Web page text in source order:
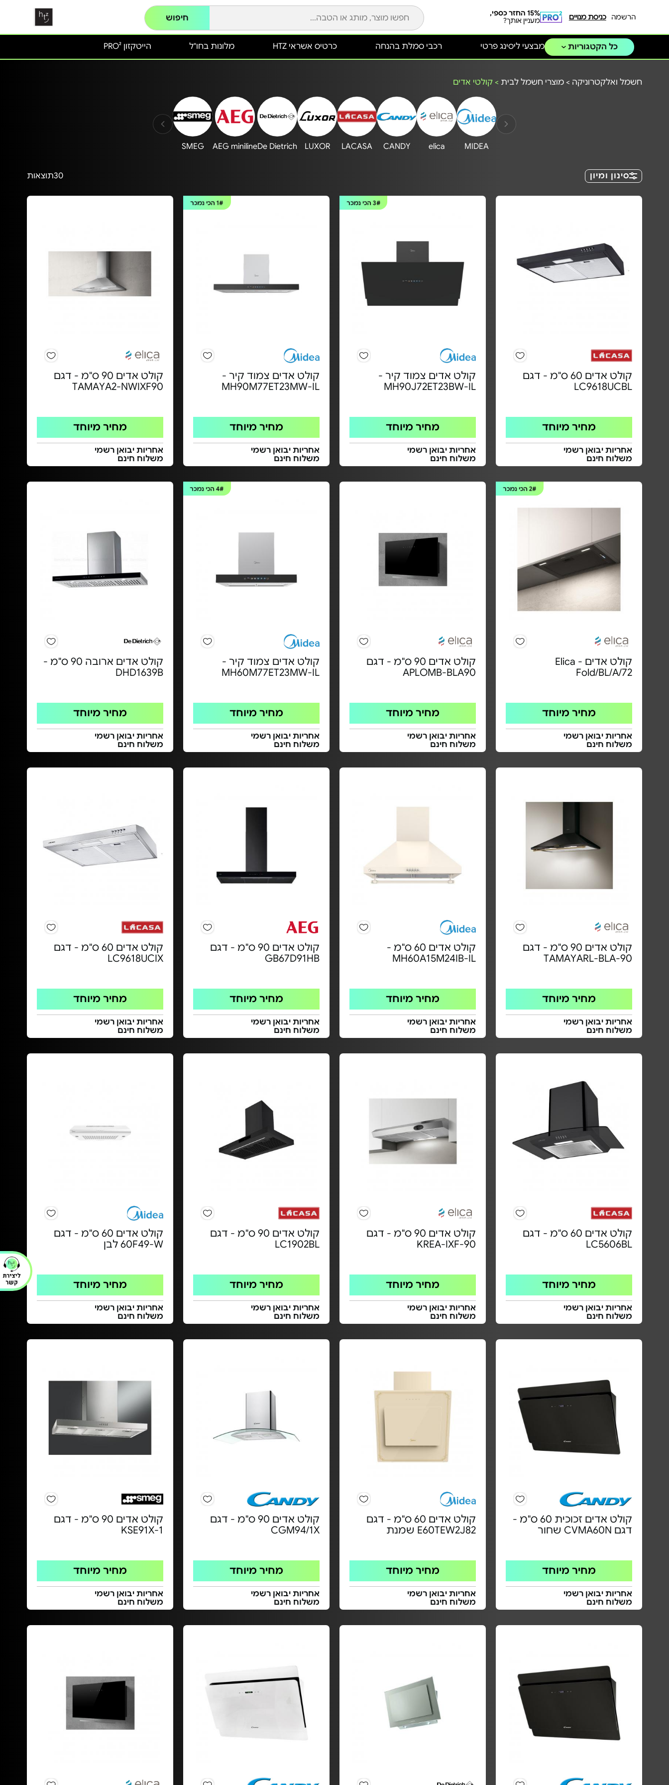
הרשמה כניסת מנויים
15% החזר כספי,
מעניין אותך?
חיפוש
כל הקטגוריות הייטקזון PRO² מלונות בחו"ל כרטיס אשראי HTZ מבצעי ליסינג פרטי רכבי סמלת בהנחה
חשמל ואלקטרוניקה > מוצרי חשמל לבית > קולטי אדים
MIDEA
elica
CANDY
LACASA
LUXOR
De Dietrich
AEG miniline
SMEG
סינון ומיון 30תוצאות
קולט אדים 60 ס"מ - דגם
LC9618UCBL
מחיר מיוחד
אחריות יבואן רשמי
משלוח חינם
3#הכי נמכר
קולט אדים צמוד קיר -
MH90J72ET23BW-IL
מחיר מיוחד
אחריות יבואן רשמי
משלוח חינם
1#הכי נמכר
קולט אדים צמוד קיר -
MH90M77ET23MW-IL
מחיר מיוחד
אחריות יבואן רשמי
משלוח חינם
קולט אדים 90 ס"מ - דגם
TAMAYA2-NWIXF90
מחיר מיוחד
אחריות יבואן רשמי
משלוח חינם
2#הכי נמכר
קולט אדים Elica -
Fold/BL/A/72
מחיר מיוחד
אחריות יבואן רשמי
משלוח חינם
קולט אדים 90 ס"מ - דגם
APLOMB-BLA90
מחיר מיוחד
אחריות יבואן רשמי
משלוח חינם
4#הכי נמכר
קולט אדים צמוד קיר -
MH60M77ET23MW-IL
מחיר מיוחד
אחריות יבואן רשמי
משלוח חינם
קולט אדים ארובה 90 ס"מ -
DHD1639B
מחיר מיוחד
אחריות יבואן רשמי
משלוח חינם
קולט אדים 90 ס"מ - דגם
TAMAYARL-BLA-90
מחיר מיוחד
אחריות יבואן רשמי
משלוח חינם
קולט אדים 60 ס"מ -
MH60A15M24IB-IL
מחיר מיוחד
אחריות יבואן רשמי
משלוח חינם
קולט אדים 90 ס"מ - דגם
GB67D91HB
מחיר מיוחד
אחריות יבואן רשמי
משלוח חינם
קולט אדים 60 ס"מ - דגם
LC9618UCIX
מחיר מיוחד
אחריות יבואן רשמי
משלוח חינם
קולט אדים 60 ס"מ - דגם
LC5606BL
מחיר מיוחד
אחריות יבואן רשמי
משלוח חינם
קולט אדים 90 ס"מ - דגם
KREA-IXF-90
מחיר מיוחד
אחריות יבואן רשמי
משלוח חינם
קולט אדים 90 ס"מ - דגם
LC1902BL
מחיר מיוחד
אחריות יבואן רשמי
משלוח חינם
קולט אדים 60 ס"מ - דגם
60F49-W לבן
מחיר מיוחד
אחריות יבואן רשמי
משלוח חינם
קולט אדים זכוכית 60 ס"מ -
דגם CVMA60N שחור
מחיר מיוחד
אחריות יבואן רשמי
משלוח חינם
קולט אדים 60 ס"מ - דגם
E60TEW2J82 שמנת
מחיר מיוחד
אחריות יבואן רשמי
משלוח חינם
קולט אדים 90 ס"מ - דגם
CGM94/1X
מחיר מיוחד
אחריות יבואן רשמי
משלוח חינם
קולט אדים 90 ס"מ - דגם
KSE91X-1
מחיר מיוחד
אחריות יבואן רשמי
משלוח חינם